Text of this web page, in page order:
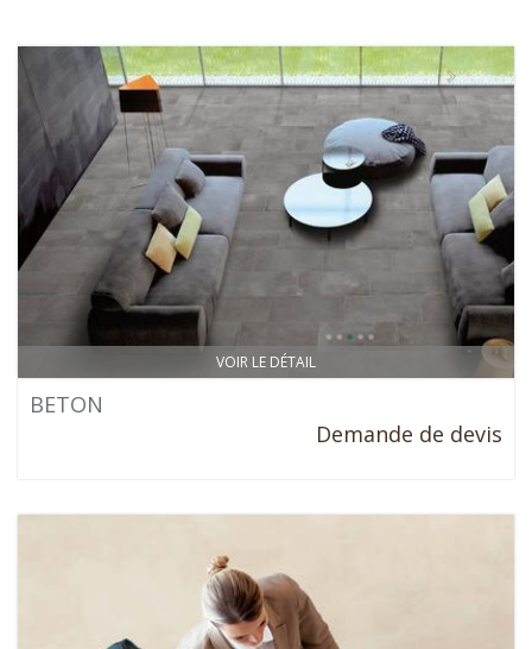
VOIR LE DÉTAIL
BETON
Demande de devis